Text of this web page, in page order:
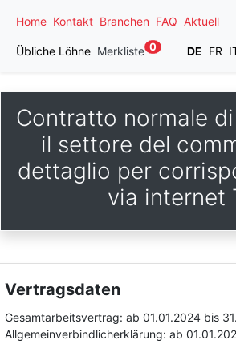
Home Kontakt Branchen FAQ Aktuell
Übliche Löhne Merkliste 0 DE FR
Contratto normale
il settore del
dettaglio per
via internet
Vertragsdaten
Gesamtarbeitsvertrag: ab 01.01.2024 bis
Allgemeinverbindlicherklärung: ab